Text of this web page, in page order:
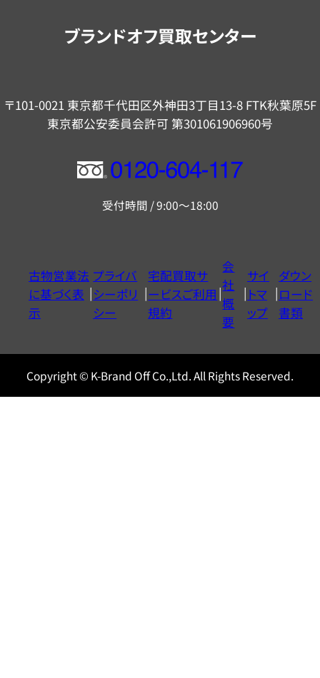
ブランドオフ買取センター
〒101-0021 東京都千代田区外神田3丁目13-8 FTK秋葉原5F
東京都公安委員会許可 第301061906960号
フ
ー
ヤ
ル
0120604117
受付時間 / 9:00～18:00
古物営業法
に基づく表
示
プライバ
シーポリ
シー
宅配買取サ
ービスご利用
規約
会
社
概
要
サイ
トマ
ップ
ダウン
ロード
書類
Copyright © K-Brand Off Co.,Ltd. All Rights Reserved.